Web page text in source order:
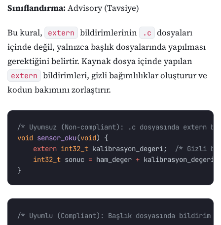
Sınıflandırma: Advisory (Tavsiye)
Bu kural, extern bildirimlerinin .c
dosyaları
içinde değil, yalnızca başlık dosyalarında yapılması
gerektiğini belirtir. Kaynak dosya içinde yapılan
extern
bildirimleri, gizli bağımlılıklar oluşturur ve
kodun bakımını zorlaştırır.
/* Uyumsuz (Non-compliant): .c dosyasında extern
void sensor_oku(void)
{
extern int32_t kalibrasyon_degeri;
/* Gizli
int32_t sonuc = ham_deger + kalibrasyon_degeri
}
/* Uyumlu (Compliant): Başlık dosyasında bildirim